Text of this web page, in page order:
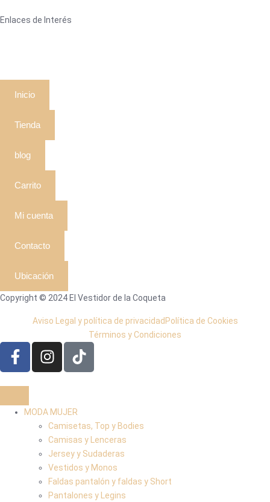
Enlaces de Interés
Inicio
Tienda
blog
Carrito
Mi cuenta
Contacto
Ubicación
Copyright © 2024 El Vestidor de la Coqueta
Aviso Legal y política de privacidad Política de Cookies
Términos y Condiciones
MODA MUJER
Camisetas, Top y Bodies
Camisas y Lenceras
Jersey y Sudaderas
Vestidos y Monos
Faldas pantalón y faldas y Short
Pantalones y Legins